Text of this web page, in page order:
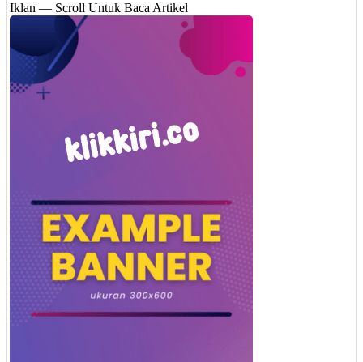
Iklan — Scroll Untuk Baca Artikel